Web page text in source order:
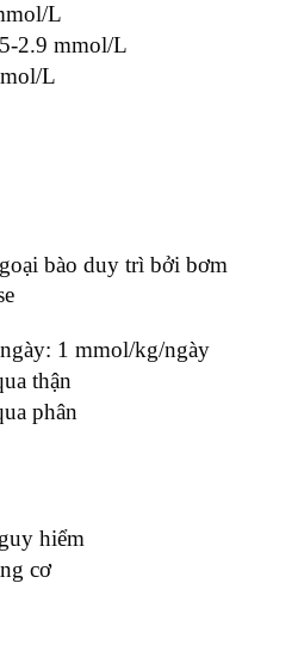
L
2.9 mmol/L
L
bào duy trì bởi bơm
1 mmol/kg/ngày
thận
phân
hiểm
cơ